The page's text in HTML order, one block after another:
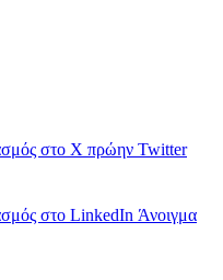
στο X πρώην Twitter
στο LinkedIn Άνοιγμα